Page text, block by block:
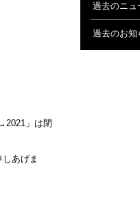
」は閉
あげま
過去のニュ
過去のお知